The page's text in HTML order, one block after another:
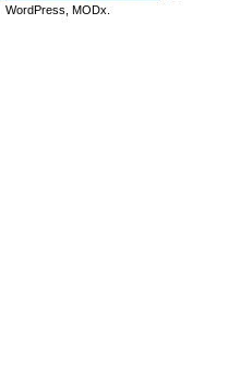
WordPress, MODx.